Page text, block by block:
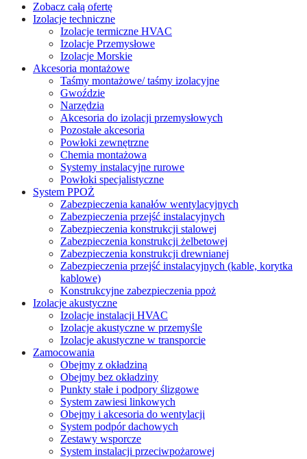
Zobacz całą ofertę
Izolacje techniczne
Izolacje termiczne HVAC
Izolacje Przemysłowe
Izolacje Morskie
Akcesoria montażowe
Taśmy montażowe/ taśmy izolacyjne
Gwoździe
Narzędzia
Akcesoria do izolacji przemysłowych
Pozostałe akcesoria
Powłoki zewnętrzne
Chemia montażowa
Systemy instalacyjne rurowe
Powłoki specjalistyczne
System PPOŻ
Zabezpieczenia kanałów wentylacyjnych
Zabezpieczenia przejść instalacyjnych
Zabezpieczenia konstrukcji stalowej
Zabezpieczenia konstrukcji żelbetowej
Zabezpieczenia konstrukcji drewnianej
Zabezpieczenia przejść instalacyjnych (kable, korytka
kablowe)
Konstrukcyjne zabezpieczenia ppoż
Izolacje akustyczne
Izolacje instalacji HVAC
Izolacje akustyczne w przemyśle
Izolacje akustyczne w transporcie
Zamocowania
Obejmy z okładziną
Obejmy bez okładziny
Punkty stałe i podpory ślizgowe
System zawiesi linkowych
Obejmy i akcesoria do wentylacji
System podpór dachowych
Zestawy wsporcze
System instalacji przeciwpożarowej